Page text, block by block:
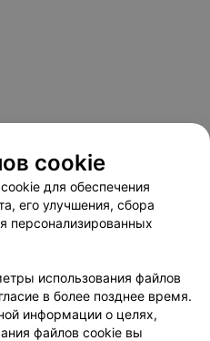
cookie
для обеспечения
его улучшения, сбора
персонализированных
использования файлов
в более позднее время.
информации о целях,
файлов cookie вы